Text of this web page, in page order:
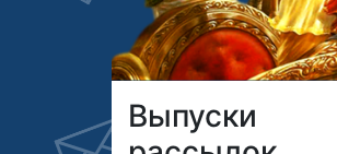
Выпуски